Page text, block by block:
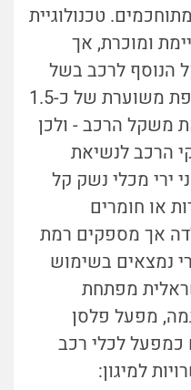
טכנולוגיית
ומוכרת, אך
הנוסף לרכב בשל
המיגון. במקרה זה יש תוספת משוערת של כ-1.5
משקל הרכב - ולכן
הרכב לנשיאת
ירי מכלי נשק קל
או חומרים
אך מספקים רמת
נמצאים בשימוש
מפתחת
מפעל פלסן
לכלי רכב
למיגון: